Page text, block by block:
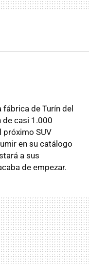
de Turín del
de casi 1.000
próximo SUV
en su catálogo
a sus
de empezar.